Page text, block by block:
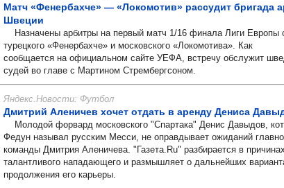
Матч «Фенербахче» — «Локомотив» рассудит бригада
Швеции
Назначены арбитры на первый матч 1/16 финала Лиги Европы
турецкого «Фенербахче» и московского «Локомотива». Как
сообщается на официальном сайте УЕФА, встречу обслужит
судей во главе с Мартином Стрембергсоном.
Яндекс.Новости: Футбол
Дмитрий Аленичев хочет отдать в аренду Дениса
Молодой форвард московского "Спартака" Денис Давыдов,
Федун называл русским Месси, не оправдывает ожиданий
команды Дмитрия Аленичева. "Газета.Ru" разбирается в
талантливого нападающего и размышляет о дальнейших
продолжения его карьеры.